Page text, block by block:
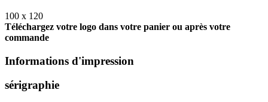
100 x 120
Téléchargez votre logo dans votre panier ou après votre
commande
Informations d'impression
sérigraphie